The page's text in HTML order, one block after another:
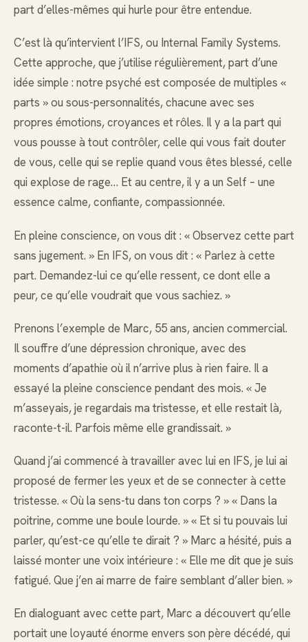
part d’elles-mêmes qui hurle pour être entendue.
C’est là qu’intervient l’IFS, ou Internal Family Systems.
Cette approche, que j’utilise régulièrement, part d’une
idée simple : notre psyché est composée de multiples «
parts » ou sous-personnalités, chacune avec ses
propres émotions, croyances et rôles. Il y a la part qui
vous pousse à tout contrôler, celle qui vous fait douter
de vous, celle qui se replie quand vous êtes blessé, celle
qui explose de rage… Et au centre, il y a un Self – une
essence calme, confiante, compassionnée.
En pleine conscience, on vous dit : « Observez cette part
sans jugement. » En IFS, on vous dit : « Parlez à cette
part. Demandez-lui ce qu’elle ressent, ce dont elle a
peur, ce qu’elle voudrait que vous sachiez. »
Prenons l’exemple de Marc, 55 ans, ancien commercial.
Il souffre d’une dépression chronique, avec des
moments d’apathie où il n’arrive plus à rien faire. Il a
essayé la pleine conscience pendant des mois. « Je
m’asseyais, je regardais ma tristesse, et elle restait là,
raconte-t-il. Parfois même elle grandissait. »
Quand j’ai commencé à travailler avec lui en IFS, je lui ai
proposé de fermer les yeux et de se connecter à cette
tristesse. « Où la sens-tu dans ton corps ? » « Dans la
poitrine, comme une boule lourde. » « Et si tu pouvais lui
parler, qu’est-ce qu’elle te dirait ? » Marc a hésité, puis a
laissé monter une voix intérieure : « Elle me dit que je suis
fatigué. Que j’en ai marre de faire semblant d’aller bien. »
En dialoguant avec cette part, Marc a découvert qu’elle
portait une loyauté énorme envers son père décédé, qui